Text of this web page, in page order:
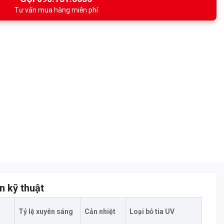
Tư vấn mua hàng miễn phí
kỹ thuật
Tỷ lệ xuyên sáng Cản nhiệt Loại bỏ tia UV